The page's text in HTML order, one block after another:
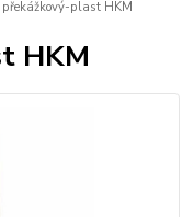
plast HKM
HKM